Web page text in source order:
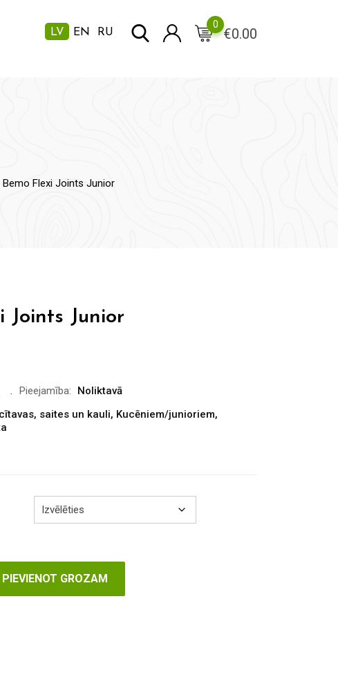
LV EN RU €0.00
0
Bemo Flexi Joints Junior
Joints Junior
Pieejamība:
Noliktavā
saites un kauli, Kucēniem/junioriem,
PIEVIENOT GROZAM